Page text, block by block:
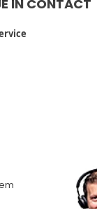
IN CONTACT